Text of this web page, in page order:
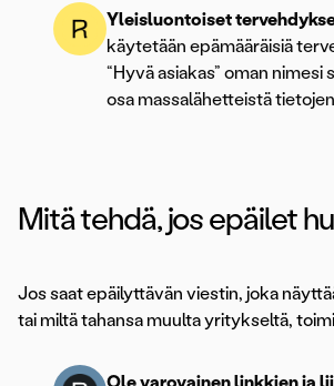
Yleisluontoiset
käytetään epämääräisiä
“Hyvä asiakas” oman nimesi
osa massalähetteistä
Mitä tehdä, jos epäilet
Jos saat epäilyttävän viestin, joka
tai miltä tahansa muulta yritykseltä,